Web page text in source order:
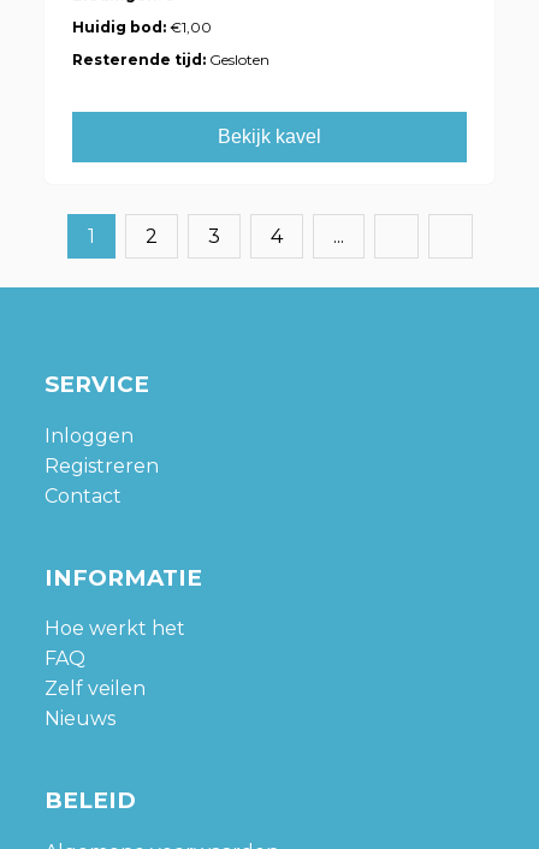
Huidig bod:€1,00
Resterende tijd: Gesloten
Bekijk kavel
1 2 3 4 ...
SERVICE
Inloggen
Registreren
Contact
INFORMATIE
Hoe werkt het
FAQ
Zelf veilen
Nieuws
BELEID